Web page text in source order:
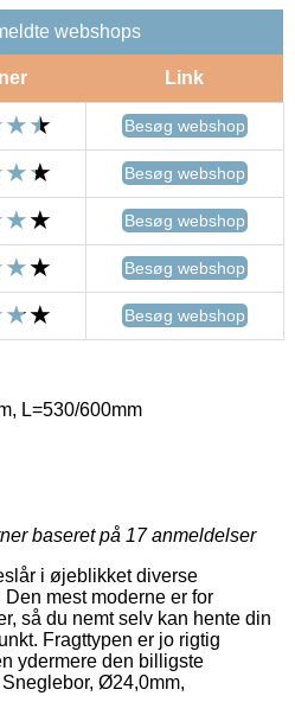
webshops
Link
Besøg webshop
Besøg webshop
Besøg webshop
Besøg webshop
Besøg webshop
L=530/600mm
baseret på 17anmeldelser
i øjeblikket diverse
mest moderne er for
så du nemt selv kan hente din
Fragttypen er jo rigtig
ydermere den billigste
Ø24,0mm,